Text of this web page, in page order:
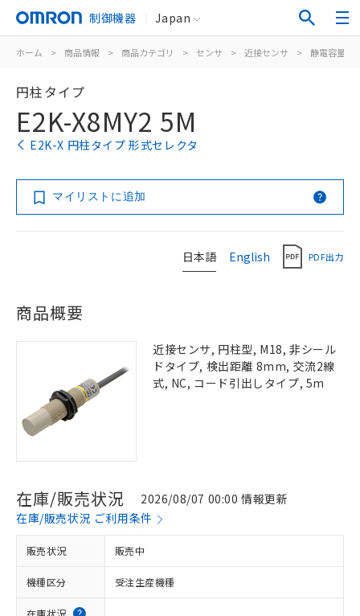
制御機器 Japan
ホーム > 商品情報 > 商品カテゴリ > センサ > 近接センサ > 静電容量形
円柱タイプ
E2K-X8MY2 5M
E2K-X 円柱タイプ 形式セレクタ
マイリストに追加
日本語 English PDF出力
商品概要
近接センサ, 円柱型, M18, 非シール
ドタイプ, 検出距離 8mm, 交流2線
式, NC, コード引出しタイプ, 5m
在庫/販売状況
2026/08/07 00:00 情報更新
在庫/販売状況 ご利用条件
販売状況 販売中
機種区分 受注生産機種
在庫状況